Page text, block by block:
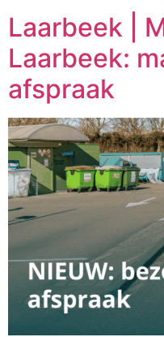
Laarbeek |
Laarbeek:
afspraak